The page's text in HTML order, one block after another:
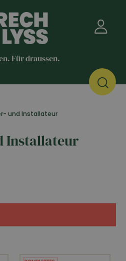
Für draussen.
und Installateur
Installateur